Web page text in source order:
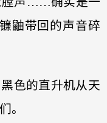
鼬带回的声音碎
色的直升机从天
。